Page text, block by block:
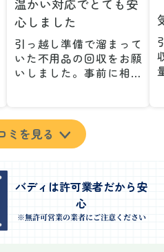
温かい対応でとても安
心しました
引っ越し準備で溜まって
いた不用品の回収をお願
いしました。事前に相談
とができました。特に、
古い家具や壊れた家電な
ど、処分が難しいものが
きました。
当日は2名のスタッフが来
てくださり、作業の流れ
ミを見る
バディは許可業者だから安
心
※無許可営業の業者にご注意ください